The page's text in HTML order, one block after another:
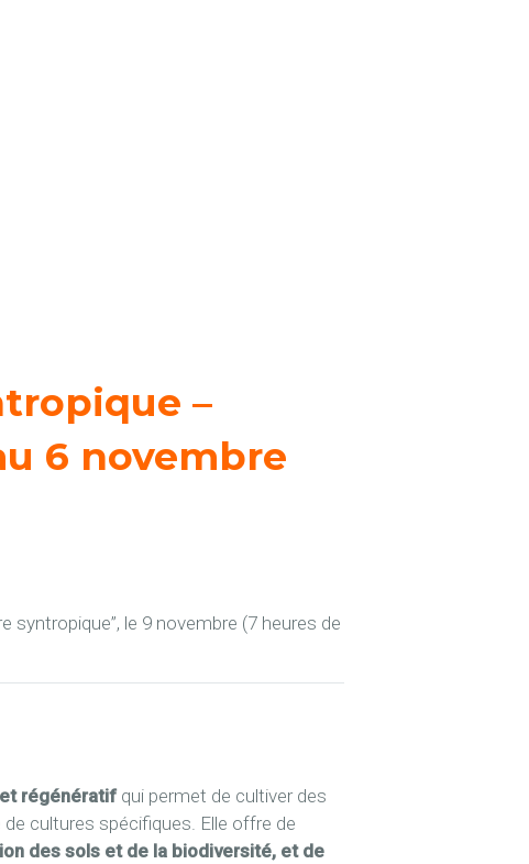
–
6 novembre
syntropique”, le 9 novembre (7 heures de
régénératifqui permet de cultiver des
cultures spécifiques. Elle offre de
des sols et de la biodiversité, et de